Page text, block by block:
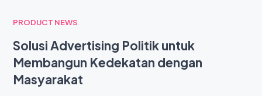
PRODUCT NEWS
Solusi Advertising Politik untuk
Membangun Kedekatan dengan
Masyarakat